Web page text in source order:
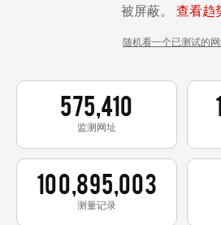
被屏蔽。 查看
随机看一个已测试的
575,410
监测网址
100,895,003
测量记录